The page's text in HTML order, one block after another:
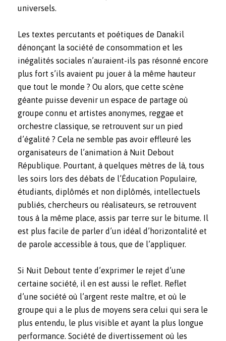
universels.
Les textes percutants et poétiques de Danakil
dénonçant la société de consommation et les
inégalités sociales n’auraient-ils pas résonné encore
plus fort s’ils avaient pu jouer à la même hauteur
que tout le monde ? Ou alors, que cette scène
géante puisse devenir un espace de partage où
groupe connu et artistes anonymes, reggae et
orchestre classique, se retrouvent sur un pied
d’égalité ? Cela ne semble pas avoir effleuré les
organisateurs de l’animation à Nuit Debout
République. Pourtant, à quelques mètres de là, tous
les soirs lors des débats de l’Éducation Populaire,
étudiants, diplômés et non diplômés, intellectuels
publiés, chercheurs ou réalisateurs, se retrouvent
tous à la même place, assis par terre sur le bitume. Il
est plus facile de parler d’un idéal d’horizontalité et
de parole accessible à tous, que de l’appliquer.
Si Nuit Debout tente d’exprimer le rejet d’une
certaine société, il en est aussi le reflet. Reflet
d’une société où l’argent reste maître, et où le
groupe qui a le plus de moyens sera celui qui sera le
plus entendu, le plus visible et ayant la plus longue
performance. Société de divertissement où les